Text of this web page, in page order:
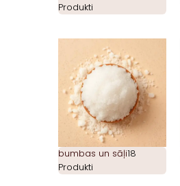
Produkti
bumbas un sāļi18
Produkti